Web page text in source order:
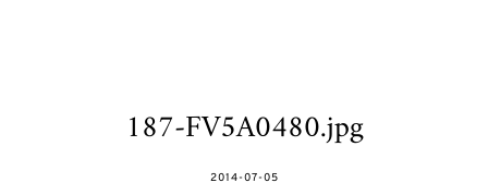
187-FV5A0480.jpg
POSTED
2014-07-05